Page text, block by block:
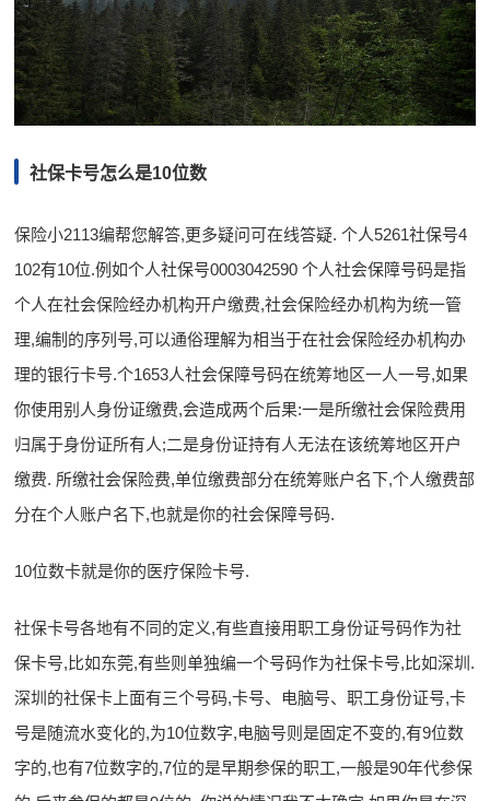
社保卡号怎么是10位数
保险小2113编帮您解答,更多疑问可在线答疑. 个人5261社保号4
102有10位.例如个人社保号‍0003042590 个人社会保障号码是指
个人在社会保险经办机构开户缴费,社会保险经办机构为统一管
理,编制的序列号,可以通俗理解为相当于在社会保险经办机构办
理的银行卡号.个1653人社会保障号码在统筹地区一人一号,如果
你使用别人身份证缴费,会造成两个后果:一是所缴社会保险费用
归属于身份证所有人;二是身份证持有人无法在该统筹地区开户
缴费. 所缴社会保险费,单位缴费部分在统筹账户名下,个人缴费部
分在个人账户名下,也就是你的社会保障号码.
10位数卡就是你的医疗保险卡号.
社保卡号各地有不同的定义,有些直接用职工身份证号码作为社
保卡号,比如东莞,有些则单独编一个号码作为社保卡号,比如深圳.
深圳的社保卡上面有三个号码,卡号、电脑号、职工身份证号,卡
号是随流水变化的,为10位数字,电脑号则是固定不变的,有9位数
字的,也有7位数字的,7位的是早期参保的职工,一般是90年代参保